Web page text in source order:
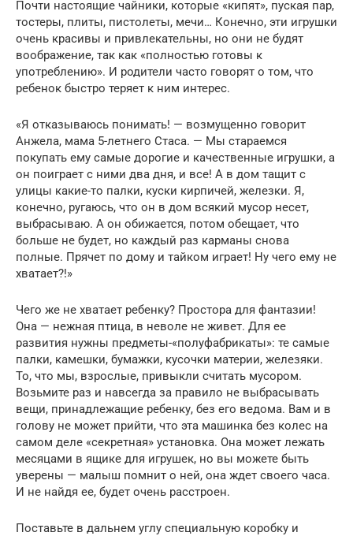
Почти настоящие чайники, которые «кипят», пуская пар,
тостеры, плиты, пистолеты, мечи… Конечно, эти игрушки
очень красивы и привлекательны, но они не будят
воображение, так как «полностью готовы к
употреблению». И родители часто говорят о том, что
ребенок быстро теряет к ним интерес.
«Я отказываюсь понимать! — возмущенно говорит
Анжела, мама 5-летнего Стаса. — Мы стараемся
покупать ему самые дорогие и качественные игрушки, а
он поиграет с ними два дня, и все! А в дом тащит с
улицы какие-то палки, куски кирпичей, железки. Я,
конечно, ругаюсь, что он в дом всякий мусор несет,
выбрасываю. А он обижается, потом обещает, что
больше не будет, но каждый раз карманы снова
полные. Прячет по дому и тайком играет! Ну чего ему не
хватает?!»
Чего же не хватает ребенку? Простора для фантазии!
Она — нежная птица, в неволе не живет. Для ее
развития нужны предметы-«полуфабрикаты»: те самые
палки, камешки, бумажки, кусочки материи, железяки.
То, что мы, взрослые, привыкли считать мусором.
Возьмите раз и навсегда за правило не выбрасывать
вещи, принадлежащие ребенку, без его ведома. Вам и в
голову не может прийти, что эта машинка без колес на
самом деле «секретная» установка. Она может лежать
месяцами в ящике для игрушек, но вы можете быть
уверены — малыш помнит о ней, она ждет своего часа.
И не найдя ее, будет очень расстроен.
Поставьте в дальнем углу специальную коробку и